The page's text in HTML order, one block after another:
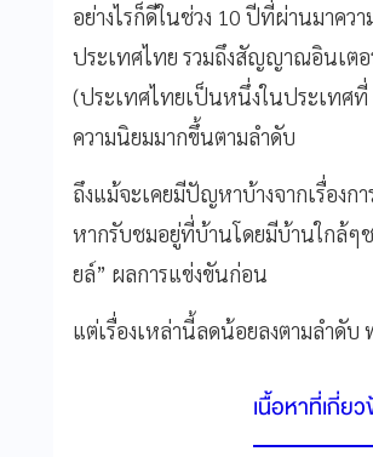
อย่างไรก็ดีในช่วง 10 ปีที่ผ่านมาคว
ประเทศไทย รวมถึงสัญญาณอินเตอ
(ประเทศไทยเป็นหนึ่งในประเทศที่
ความนิยมมากขึ้นตามลำดับ
ถึงแม้จะเคยมีปัญหาบ้างจากเรื่อง
หากรับชมอยู่ที่บ้านโดยมีบ้านใกล้ๆ
ยล์” ผลการแข่งขันก่อน
แต่เรื่องเหล่านี้ลดน้อยลงตามลำดั
เนื้อหาที่เกี่ยว